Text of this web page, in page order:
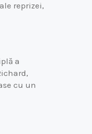
reprizei,
a
cu un